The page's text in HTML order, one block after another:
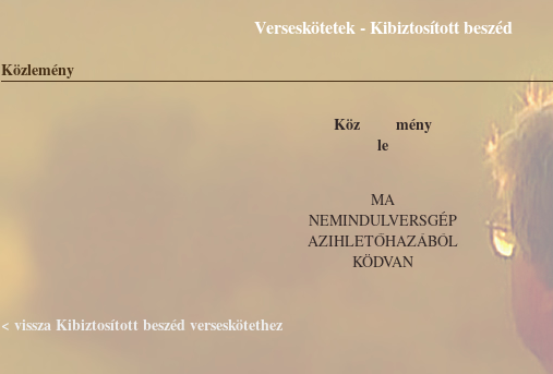
Verseskötetek - Kibiztosított beszéd
Közlemény
Köz mény
le
MA
NEMINDULVERSGÉP
AZIHLETŐHAZÁBÓL
KÖDVAN
< vissza Kibiztosított beszéd verseskötethez